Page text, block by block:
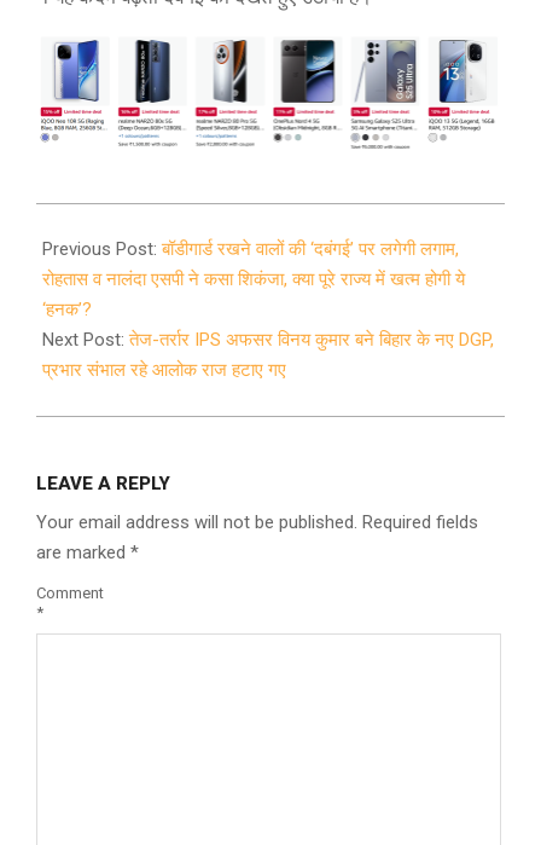
12-
13
Previous Post:बॉडीगार्ड रखने वालों की ‘दबंगई’ पर लगेगी लगाम,
रोहतास व नालंदा एसपी ने कसा शिकंजा, क्या पूरे राज्य में खत्म होगी ये
‘हनक’?
Next Post:तेज-तर्रार IPS अफसर विनय कुमार बने बिहार के नए DGP,
प्रभार संभाल रहे आलोक राज हटाए गए
LEAVE A REPLY
Your email address will not be published. Required fields
are marked *
Comment
*